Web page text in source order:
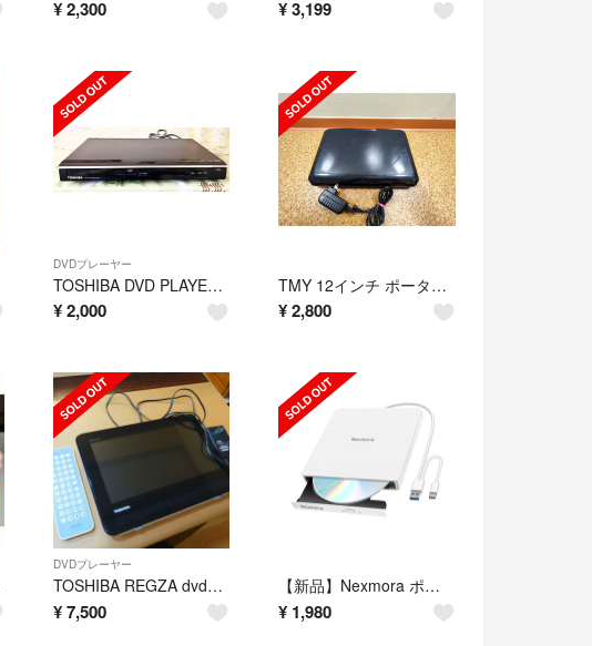
¥ 2,300 ¥3,199
DVDプレーヤー
TOSHIBA DVD PLAYER SD-310J 東芝 DVDプレーヤー
¥ 2,000
TMY 12インチ ポータブルDVDプレーヤー PDVD-E12BK
¥2,800
DVDプレーヤー
TOSHIBA REGZA dvdプレイヤー
¥ 7,500
【新品】Nexmora ポータブル外付けCD/DVD ドライブ
¥ 1,980